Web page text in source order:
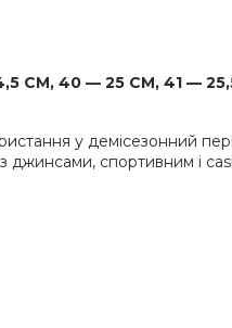
СМ, 40 — 25 СМ, 41 —
у демісезонний
джинсами, спортивним і